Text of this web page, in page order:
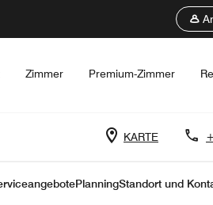
Zimmer Premium-Zimmer
KARTE
PlanningStandort und